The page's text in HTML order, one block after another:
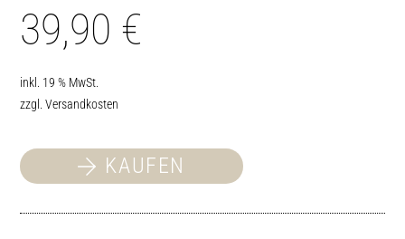
39,90 €
inkl. 19 % MwSt.
zzgl.Versandkosten
KAUFEN